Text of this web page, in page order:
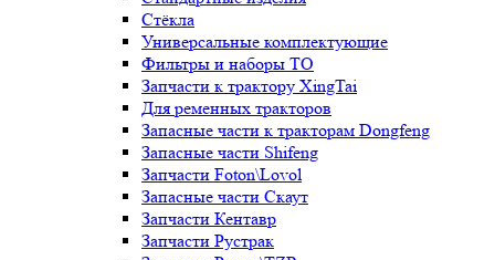
Стёкла
Универсальные комплектующие
Фильтры и наборы ТО
Запчасти к трактору XingTai
Для ременных тракторов
Запасные части к тракторам Dongfeng
Запасные части Shifeng
Запчасти Foton\Lovol
Запасные части Скаут
Запчасти Кентавр
Запчасти Рустрак